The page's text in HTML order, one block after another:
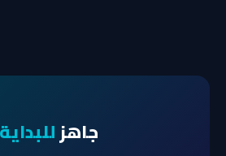
جاهزللبداية